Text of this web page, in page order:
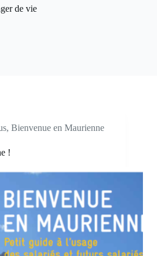
de vie
, Bienvenue en Maurienne
!